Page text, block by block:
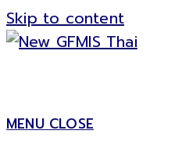
Skip to content
MENU CLOSE